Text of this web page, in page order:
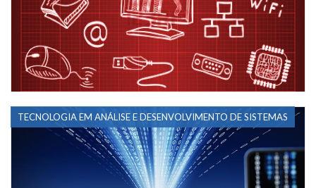
TECNOLOGIA EM ANÁLISE E DESENVOLVIMENTO DE SISTEMAS